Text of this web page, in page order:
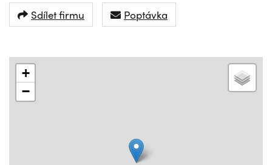
Sdílet firmu Poptávka
+
−